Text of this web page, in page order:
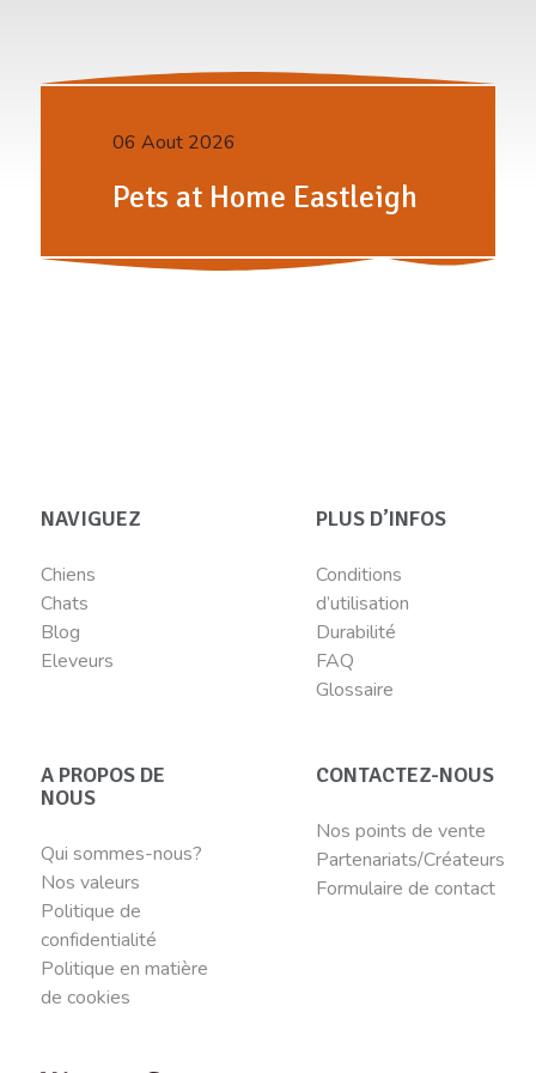
06 Aout 2026
Pets at Home Eastleigh
NAVIGUEZ
Chiens
Chats
Blog
Eleveurs
PLUS D’INFOS
Conditions
d’utilisation
Durabilité
FAQ
Glossaire
A PROPOS DE
NOUS
Qui sommes-nous?
Nos valeurs
Politique de
confidentialité
Politique en matière
de cookies
CONTACTEZ-NOUS
Nos points de vente
Partenariats/Créateurs
Formulaire de contact